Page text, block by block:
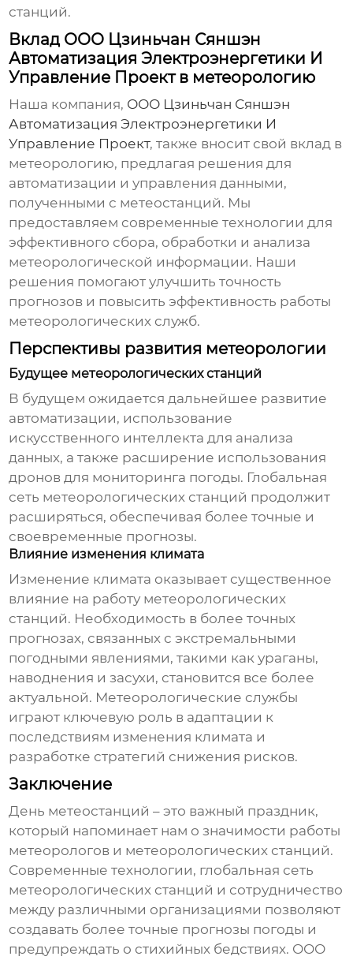
станций.
Вклад ООО Цзиньчан Сяншэн
Автоматизация Электроэнергетики И
Управление Проект в метеорологию
Наша компания, ООО Цзиньчан Сяншэн
Автоматизация Электроэнергетики И
Управление Проект, также вносит свой вклад в
метеорологию, предлагая решения для
автоматизации и управления данными,
полученными с метеостанций. Мы
предоставляем современные технологии для
эффективного сбора, обработки и анализа
метеорологической информации. Наши
решения помогают улучшить точность
прогнозов и повысить эффективность работы
метеорологических служб.
Перспективы развития метеорологии
Будущее метеорологических станций
В будущем ожидается дальнейшее развитие
автоматизации, использование
искусственного интеллекта для анализа
данных, а также расширение использования
дронов для мониторинга погоды. Глобальная
сеть метеорологических станций продолжит
расширяться, обеспечивая более точные и
своевременные прогнозы.
Влияние изменения климата
Изменение климата оказывает существенное
влияние на работу метеорологических
станций. Необходимость в более точных
прогнозах, связанных с экстремальными
погодными явлениями, такими как ураганы,
наводнения и засухи, становится все более
актуальной. Метеорологические службы
играют ключевую роль в адаптации к
последствиям изменения климата и
разработке стратегий снижения рисков.
Заключение
День метеостанций – это важный праздник,
который напоминает нам о значимости работы
метеорологов и метеорологических станций.
Современные технологии, глобальная сеть
метеорологических станций и сотрудничество
между различными организациями позволяют
создавать более точные прогнозы погоды и
предупреждать о стихийных бедствиях. ООО